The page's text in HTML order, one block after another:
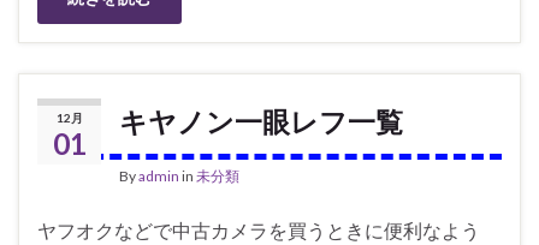
12月
01
キヤノン一眼レフ一覧
Byadmin in 未分類
ヤフオクなどで中古カメラを買うときに便利なよう